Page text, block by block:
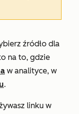
źródło dla
na to, gdzie
w analityce, w
.
linku w